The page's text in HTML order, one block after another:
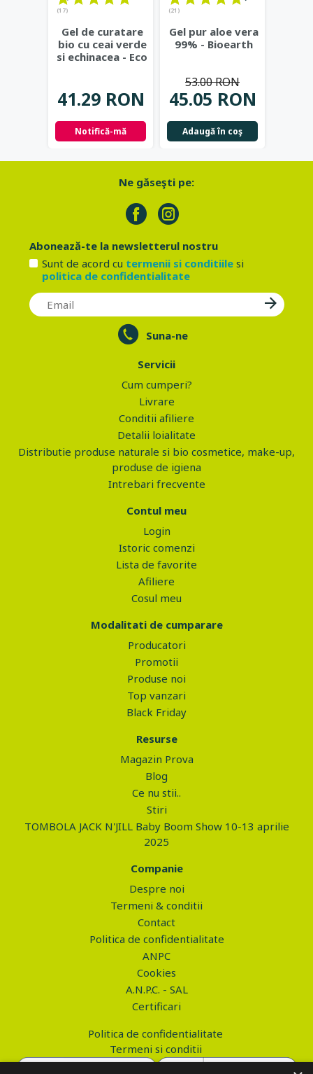
(17)
Gel de curatare
bio cu ceai verde
si echinacea - Eco
41.29 RON
Notifică-mă
(21)
Gel pur aloe vera
99% - Bioearth
45.05 RON
53.00 RON
Adaugă în coş
Ne găseşti pe:
Abonează-te la newsletterul nostru
Sunt de acord cu termenii si conditiilesi
politica de confidentialitate
Suna-ne
Servicii
Cum cumperi?
Livrare
Conditii afiliere
Detalii loialitate
Distributie produse naturale si bio cosmetice, make-up,
produse de igiena
Intrebari frecvente
Contul meu
Login
Istoric comenzi
Lista de favorite
Afiliere
Cosul meu
Modalitati de cumparare
Producatori
Promotii
Produse noi
Top vanzari
Black Friday
Resurse
Magazin Prova
Blog
Ce nu stii..
Stiri
TOMBOLA JACK N'JILL Baby Boom Show 10-13 aprilie
2025
Companie
Despre noi
Termeni & conditii
Contact
Politica de confidentialitate
ANPC
Cookies
A.N.P.C. - SAL
Certificari
Politica de confidentialitate
Termeni si conditii